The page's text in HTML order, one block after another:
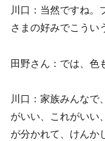
川口：当然ですね。
さまの好みでこうい
田野さん： では、色
川口： 家族みんなで
がいい、これがいい
が分かれて、けんか